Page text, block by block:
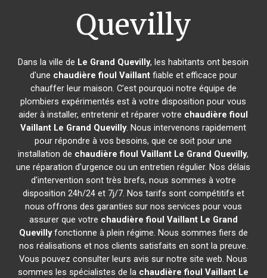
Quevilly
Dans la ville de Le Grand Quevilly, les habitants ont besoin
d'une chaudière fioul Vaillantfiable et efficace pour
chauffer leur maison. C'est pourquoi notre équipe de
plombiers expérimentés est à votre disposition pour vous
aider à installer, entretenir et réparer votre chaudière fioul
Vaillant Le Grand Quevilly. Nous intervenons rapidement
pour répondre à vos besoins, que ce soit pour une
installation de chaudière fioul Vaillant Le Grand Quevilly,
une réparation d'urgence ou un entretien régulier. Nos délais
d'intervention sont très brefs, nous sommes à votre
disposition 24h/24 et 7j/7. Nos tarifs sont compétitifs et
nous offrons des garanties sur nos services pour vous
assurer que votre chaudière fioul Vaillant Le Grand
Quevillyfonctionne à plein régime. Nous sommes fiers de
nos réalisations et nos clients satisfaits en sont la preuve.
Vous pouvez consulter leurs avis sur notre site web. Nous
sommes les spécialistes de la chaudière fioul Vaillant Le